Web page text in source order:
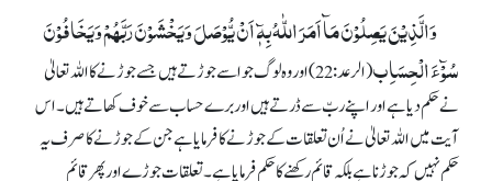
وَالَّذِیْنَ یَصِلُوْنَ مَآ اَمَرَ اللّٰہُ بِہٖٓ اَنْ یُّوْصَلَ وَیَخْشَوْنَ رَبَّھُمْ وَیَخَافُوْنَ
سُوْٓءَ الْحِسَاِب
(الرعد: 22) اور وہ لوگ جو اسے جوڑتے ہیں جسے جوڑنے کا اللہ تعالیٰ
نے حکم دیا ہے اور اپنے ربّ سے ڈرتے ہیں اور برے حساب سے خوف کھاتے ہیں۔ اس
آیت میں اللہ تعالیٰ نے اُن تعلقات کے جوڑنے کا فرمایا ہے جن کے جوڑنے کا صرف یہ
حکم نہیں کہ جوڑنا ہے بلکہ قائم رکھنے کا حکم فرمایا ہے۔ تعلقات جوڑے اور پھر قائم